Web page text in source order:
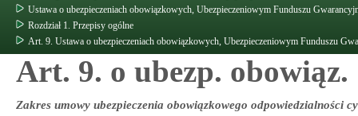
Ustawa o ubezpieczeniach obowiązkowych, Ubezpieczeniowym Funduszu
Rozdział 1. Przepisy ogólne
Art. 9. Ustawa o ubezpieczeniach obowiązkowych, Ubezpieczeniowym Funduszu
Art. 9. o ubezp. obowiąz.
Zakres umowy ubezpieczenia obowiązkowego odpowiedzialności